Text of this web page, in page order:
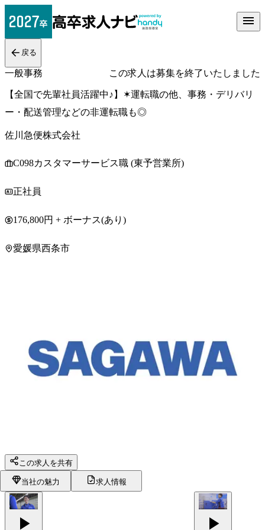
戻る
一般事務 この求人は募集を終了いたしました
【全国で先輩社員活躍中♪】✶運転職の他、事務・デリバリ
ー・配送管理などの非運転職も◎
佐川急便株式会社
C098カスタマーサービス職 (東予営業所)
正社員
176,800円 + ボーナス(あり)
愛媛県西条市
この求人を共有
当社の魅力 求人情報